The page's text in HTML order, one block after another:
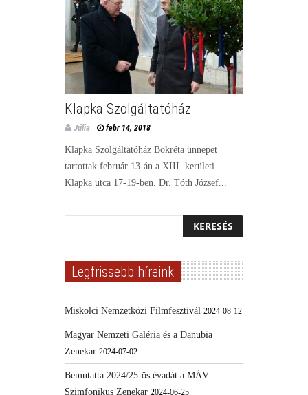
Klapka Szolgáltatóház
Júlia febr 14, 2018
Klapka Szolgáltatóház Bokréta ünnepet
tartottak február 13-án a XIII. kerületi
Klapka utca 17-19-ben. Dr. Tóth József...
Legfrissebb híreink
Miskolci Nemzetközi Filmfesztivál 2024-08-12
Magyar Nemzeti Galéria és a Danubia
Zenekar 2024-07-02
Bemutatta 2024/25-ös évadát a MÁV
Szimfonikus Zenekar 2024-06-25